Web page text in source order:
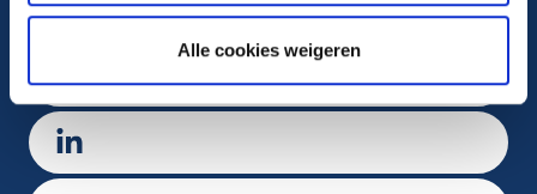
Alle cookies weigeren
Ga naar Instagram
Ga naar X
Ga naar LinkedIn